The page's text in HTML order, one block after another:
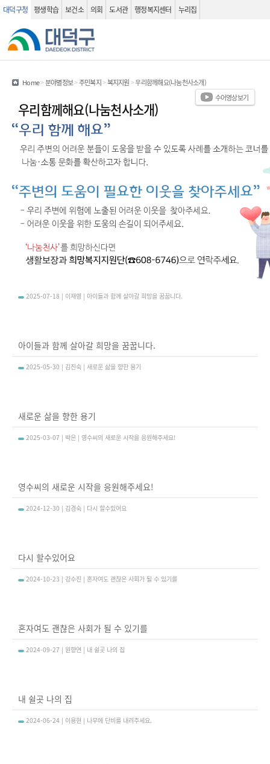
대덕구청 평생학습 보건소 의회 도서관 행정복지센터 누리집
Home>분야별정보>주민복지>복지지원>우리함께해요(나눔천사소개)
수어영상보기
우리함께해요(나눔천사소개)
2025-07-18 | 이재영 | 아이들과 함께 살아갈 희망을 꿈꿉니다.
아이들과 함께 살아갈 희망을 꿈꿉니다.
2025-05-30 | 김진숙 | 새로운 삶을 향한 용기
새로운 삶을 향한 용기
2025-03-07 | 박은 | 영수씨의 새로운 시작을 응원해주세요!
영수씨의 새로운 시작을 응원해주세요!
2024-12-30 | 김경숙 | 다시 할수있어요
다시 할수있어요
2024-10-23 | 강수진 | 혼자여도 괜찮은 사회가 될 수 있기를
혼자여도 괜찮은 사회가 될 수 있기를
2024-09-27 | 원향연 | 내 쉴곳 나의 집
내 쉴곳 나의 집
2024-06-24 | 이용현 | 나무에 단비를 내려주세요.